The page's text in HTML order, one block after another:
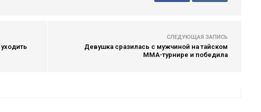
СЛЕДУЮЩАЯ ЗАПИСЬ
Девушка сразилась с мужчиной на тайском
ММА-турнире и победила